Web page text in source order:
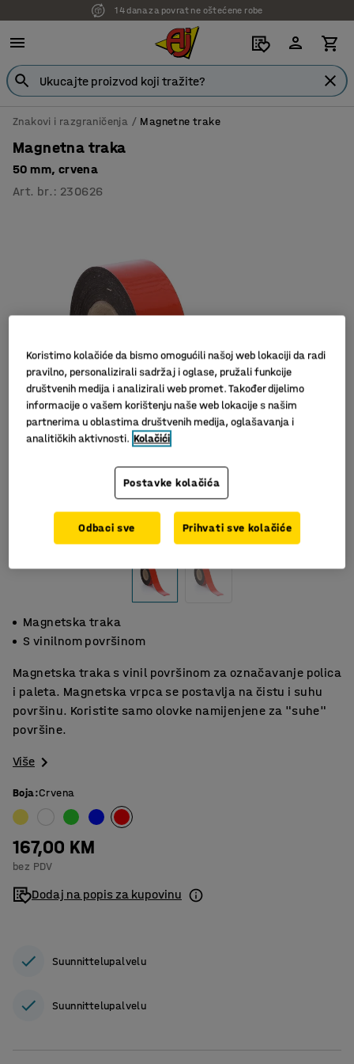
14 dana za povrat ne oštećene robe
Znakovi i razgraničenja Magnetne trake
Magnetna traka
50 mm, crvena
Art. br. : 230626
Magnetska traka
S vinilnom površinom
Magnetska traka s vinil površinom za označavanje polica
i paleta. Magnetska vrpca se postavlja na čistu i suhu
površinu. Koristite samo olovke namijenjene za "suhe"
površine.
Više
Boja:Crvena
167,00 KM
bez PDV
Dodaj na popis za kupovinu
Suunnittelupalvelu
Suunnittelupalvelu
Koristimo kolačiće da bismo omogućili našoj web lokaciji da radi
pravilno, personalizirali sadržaj i oglase, pružali funkcije
društvenih medija i analizirali web promet. Također dijelimo
informacije o vašem korištenju naše web lokacije s našim
partnerima u oblastima društvenih medija, oglašavanja i
analitičkih aktivnosti. Kolačići
Postavke kolačića
Odbaci sve Prihvati sve kolačiće